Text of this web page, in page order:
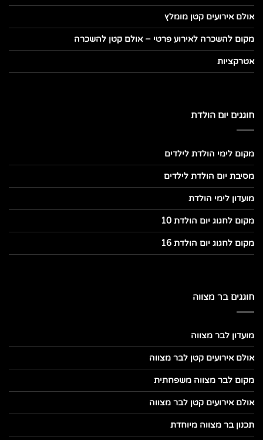
אולם אירועים קטן מומלץ
מקום להשכרה לאירוע פרטי – אולם קטן להשכרה
אטרקציות
חוגגים יום הולדת
מקום לימי הולדת לילדים
מסיבת יום הולדת לילדים
מועדון לימי הולדת
מקום לחגוג יום הולדת 10
מקום לחגוג יום הולדת 16
חוגגים בר מצווה
מועדון לבר מצווה
אולם אירועים קטן לבר מצווה
מקום לבר מצווה משפחתית
אולם אירועים קטן לבר מצווה
תכנון בר מצווה מיוחדת